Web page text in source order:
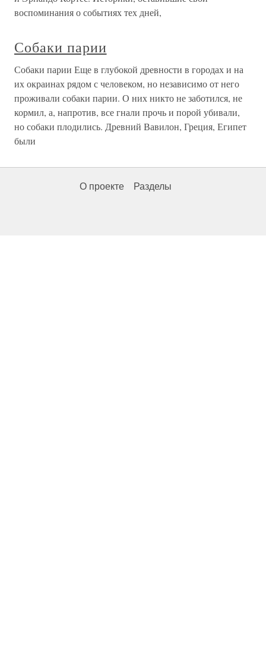
воспоминания о событиях тех дней,
Собаки парии
Собаки парии Еще в глубокой древности в городах и на
их окраинах рядом с человеком, но независимо от него
проживали собаки парии. О них никто не заботился, не
кормил, а, напротив, все гнали прочь и порой убивали,
но собаки плодились. Древний Вавилон, Греция, Египет
были
О проекте Разделы